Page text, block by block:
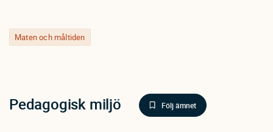
Maten och måltiden
Pedagogisk miljö Följ ämnet